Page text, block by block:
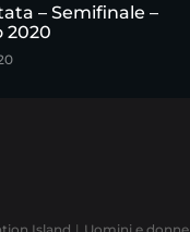
– Semifinale –
2020